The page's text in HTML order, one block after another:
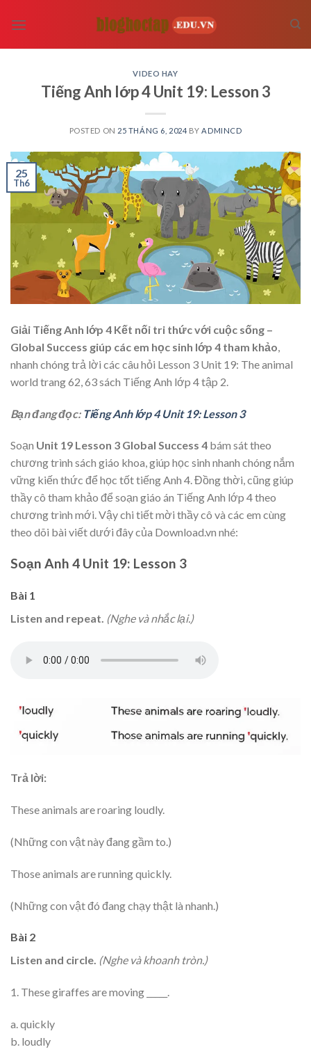
VIDEO HAY
Tiếng Anh lớp 4 Unit 19: Lesson 3
POSTED ON 25 THÁNG 6, 2024 BY ADMINCD
25
Th6
Giải Tiếng Anh lớp 4 Kết nối tri thức với cuộc sống –
Global Success giúp các em học sinh lớp 4 tham khảo
nhanh chóng trả lời các câu hỏi Lesson 3 Unit 19: The animal
world trang 62, 63 sách Tiếng Anh lớp 4 tập 2.
Bạn đang đọc: Tiếng Anh lớp 4 Unit 19: Lesson 3
Soạn Unit 19 Lesson 3 Global Success 4 bám sát theo
chương trình sách giáo khoa, giúp học sinh nhanh chóng nắm
vững kiến thức để học tốt tiếng Anh 4. Đồng thời, cũng giúp
thầy cô tham khảo để soạn giáo án Tiếng Anh lớp 4 theo
chương trình mới. Vậy chi tiết mời thầy cô và các em cùng
theo dõi bài viết dưới đây của Download.vn nhé:
Soạn Anh 4 Unit 19: Lesson 3
Bài 1
Listen and repeat. (Nghe và nhắc lại.)
Trả lời:
These animals are roaring loudly.
(Những con vật này đang gầm to.)
Those animals are running quickly.
(Những con vật đó đang chạy thật là nhanh.)
Bài 2
Listen and circle. (Nghe và khoanh tròn.)
1. These giraffes are moving _____.
a. quickly
b. loudly